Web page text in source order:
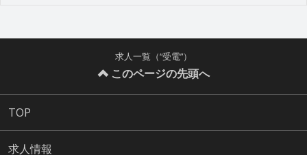
求人一覧（“受電”）
このページの先頭へ
TOP
求人情報